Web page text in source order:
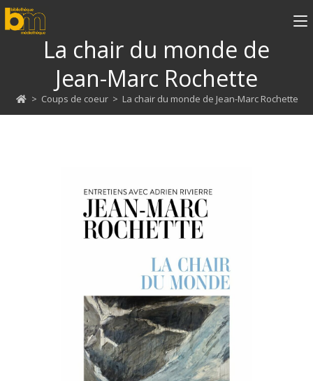
La chair du monde de
Jean-Marc Rochette
> Coups de coeur > La chair du monde de Jean-Marc Rochette